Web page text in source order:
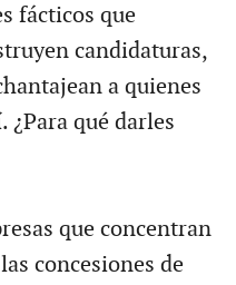
fácticos que
candidaturas,
a quienes
¿Para qué darles
que concentran
concesiones de